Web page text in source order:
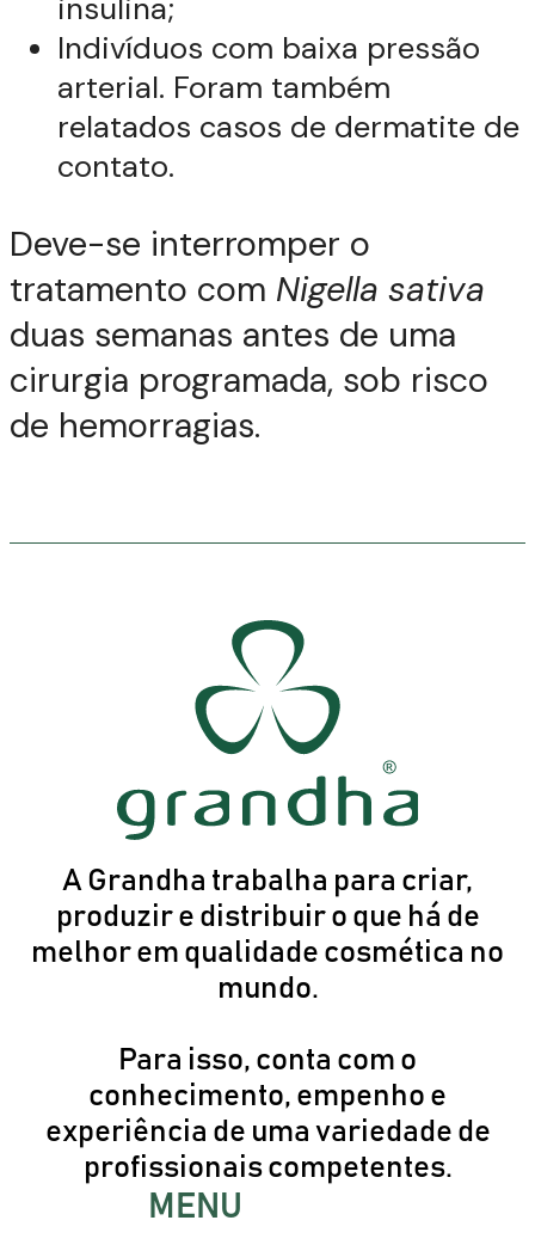
insulina;
Indivíduos com baixa pressão
arterial. Foram também
relatados casos de dermatite de
contato.
Deve-se interromper o
tratamento com Nigella sativa
duas semanas antes de uma
cirurgia programada, sob risco
de hemorragias.
A Grandha trabalha para criar,
produzir e distribuir o que há de
melhor em qualidade cosmética no
mundo.
Para isso, conta com o
conhecimento, empenho e
experiência de uma variedade de
profissionais competentes.
MENU